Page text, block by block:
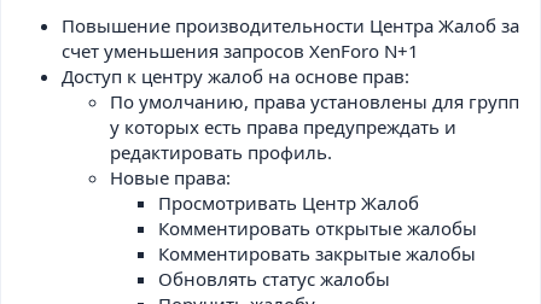
Повышение производительности Центра Жалоб за
счет уменьшения запросов XenForo N+1
Доступ к центру жалоб на основе прав:
По умолчанию, права установлены для групп
у которых есть права предупреждать и
редактировать профиль.
Новые права:
Просмотривать Центр Жалоб
Комментировать открытые жалобы
Комментировать закрытые жалобы
Обновлять статус жалобы